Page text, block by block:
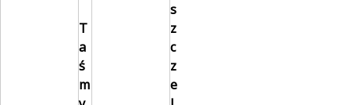
T
a
ś
m
s
z
c
z
e